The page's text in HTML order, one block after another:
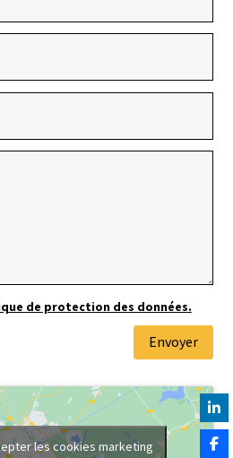
de protection des données.
Envoyer
les cookies marketing